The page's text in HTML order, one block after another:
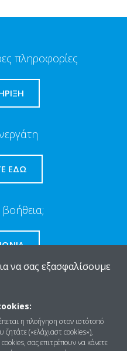
πληροφορίες
ΕΔΏ
βοήθεια;
να σας εξασφαλίσουμε
η πλοήγηση στον ιστότοπό
ζητάτε («ελάχιαστ cookies»),
σας επιτρέπουν να κάνετε